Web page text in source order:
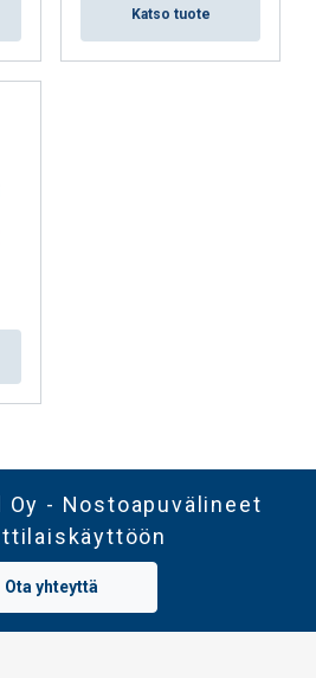
Katso tuote
Oy - Nostoapuvälineet
Ota yhteyttä